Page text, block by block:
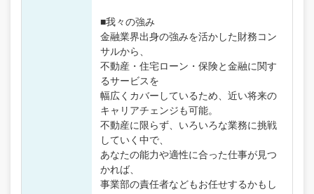
■我々の強み
金融業界出身の強みを活かした財務コン
サルから、
不動産・住宅ローン・保険と金融に関す
るサービスを
幅広くカバーしているため、近い将来の
キャリアチェンジも可能。
不動産に限らず、いろいろな業務に挑戦
していく中で、
あなたの能力や適性に合った仕事が見つ
かれば、
事業部の責任者などもお任せするかもし